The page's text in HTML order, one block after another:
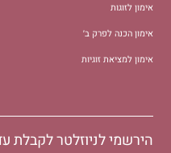
אימון לזוגות
אימון הכנה לפרק ב׳
אימון למציאת זוגיות
הירשמי לניוזלטר לקבלת